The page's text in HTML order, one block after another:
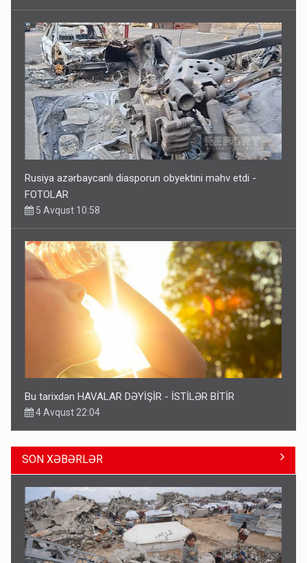
Rusiya azərbaycanlı diasporun obyektini məhv etdi -
FOTOLAR
5 Avqust 10:58
Bu tarixdən HAVALAR DƏYİŞİR - İSTİLƏR BİTİR
4 Avqust 22:04
SON XƏBƏRLƏR